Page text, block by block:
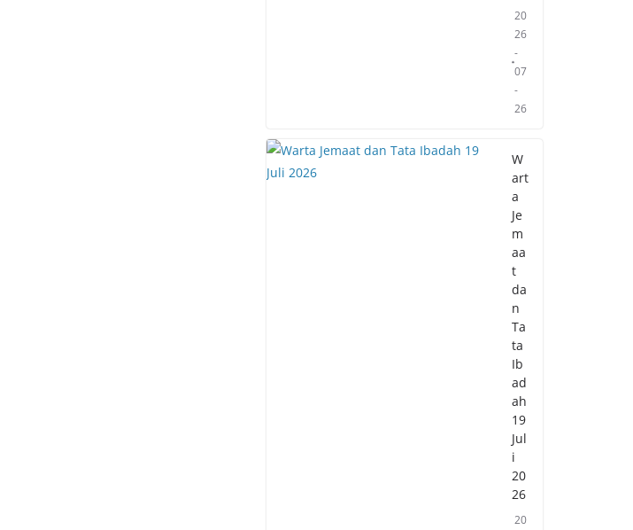
20
26
-
07
-
26
W
art
a
Je
m
aa
t
da
n
Ta
ta
Ib
ad
ah
19
Jul
i
20
26
20